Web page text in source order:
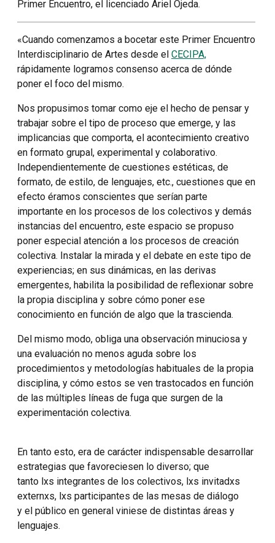
Primer Encuentro, el licenciado Ariel Ojeda.
«Cuando comenzamos a bocetar este Primer Encuentro
Interdisciplinario de Artes desde el CECIPA,
rápidamente logramos consenso acerca de dónde
poner el foco del mismo.
Nos propusimos tomar como eje el hecho de pensar y
trabajar sobre el tipo de proceso que emerge, y las
implicancias que comporta, el acontecimiento creativo
en formato grupal, experimental y colaborativo.
Independientemente de cuestiones estéticas, de
formato, de estilo, de lenguajes, etc., cuestiones que en
efecto éramos conscientes que serían parte
importante en los procesos de los colectivos y demás
instancias del encuentro, este espacio se propuso
poner especial atención a los procesos de creación
colectiva. Instalar la mirada y el debate en este tipo de
experiencias; en sus dinámicas, en las derivas
emergentes, habilita la posibilidad de reflexionar sobre
la propia disciplina y sobre cómo poner ese
conocimiento en función de algo que la trascienda.
Del mismo modo, obliga una observación minuciosa y
una evaluación no menos aguda sobre los
procedimientos y metodologías habituales de la propia
disciplina, y cómo estos se ven trastocados en función
de las múltiples líneas de fuga que surgen de la
experimentación colectiva.
En tanto esto, era de carácter indispensable desarrollar
estrategias que favoreciesen lo diverso; que
tanto lxs integrantes de los colectivos, lxs invitadxs
externxs, lxs participantes de las mesas de diálogo
y el público en general viniese de distintas áreas y
lenguajes.